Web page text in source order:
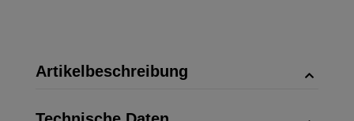
Artikelbeschreibung